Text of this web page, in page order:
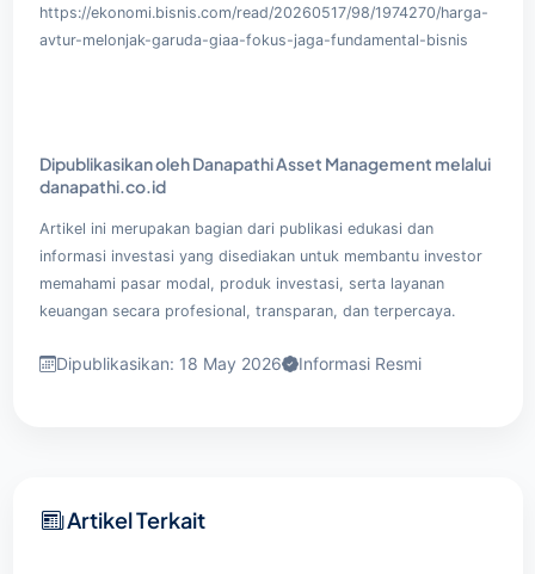
https://ekonomi.bisnis.com/read/20260517/98/1974270/harga-
avtur-melonjak-garuda-giaa-fokus-jaga-fundamental-bisnis
Dipublikasikan oleh Danapathi Asset Management melalui
danapathi.co.id
Artikel ini merupakan bagian dari publikasi edukasi dan
informasi investasi yang disediakan untuk membantu investor
memahami pasar modal, produk investasi, serta layanan
keuangan secara profesional, transparan, dan terpercaya.
Dipublikasikan: 18 May 2026 Informasi Resmi
Artikel Terkait